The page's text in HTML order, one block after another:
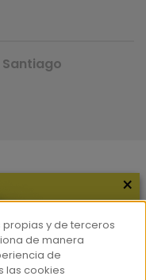
×
propias y de terceros
de manera
de
las cookies